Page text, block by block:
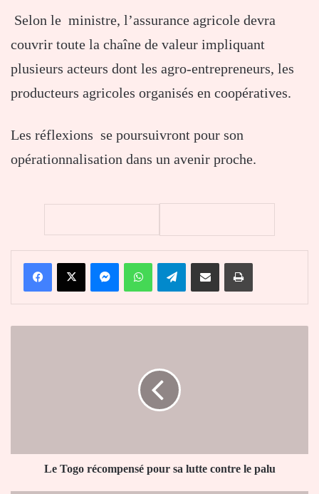
Selon le ministre, l’assurance agricole devra
couvrir toute la chaîne de valeur impliquant
plusieurs acteurs dont les agro-entrepreneurs, les
producteurs agricoles organisés en coopératives.
Les réflexions se poursuivront pour son
opérationnalisation dans un avenir proche.
FacebookX MessengerWhatsAppTelegramPartager par email Imprimer
palu
Le Togo récompensé pour sa lutte contre le palu